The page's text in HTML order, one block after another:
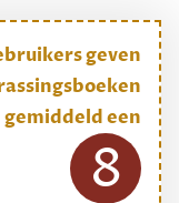
geven
gemiddeld een
8